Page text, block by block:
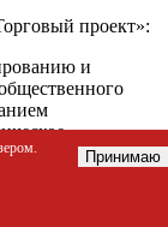
проект»:
и
и т.д.);
и внедрения
Принимаю